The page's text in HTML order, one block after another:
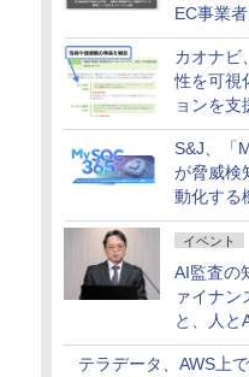
EC事業
策設計・
カオナビ
性を可視
ョンを支
ビスを提
S&J、「
が脅威検
動化する
イベント
AI監査の
ァイナン
と、人と
テラデータ、AWS上